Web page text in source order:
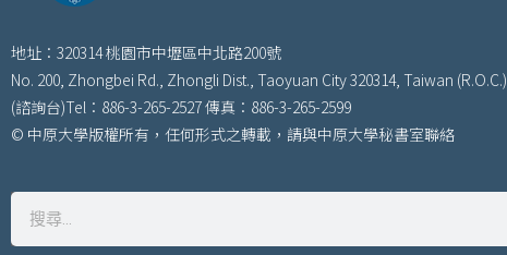
地址：320314 桃園市中壢區中北路200號
No. 200, Zhongbei Rd., Zhongli Dist., Taoyuan City 320314, Taiwan (R.O.C.)
(諮詢台)Tel：886-3-265-2527 傳真：886-3-265-2599
© 中原大學版權所有，任何形式之轉載，請與中原大學秘書室聯絡